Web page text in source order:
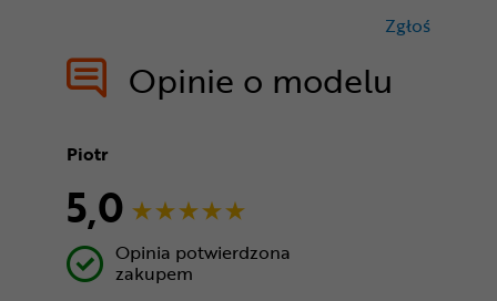
Opinie o modelu
Zgłoś
Piotr
5,0
Opinia potwierdzona
zakupem